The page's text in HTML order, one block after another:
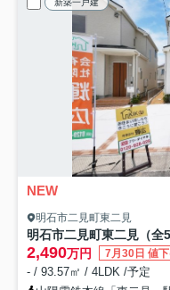
NEW
明石市二見町東二見
明石市二見町東二見（全
2,490万円 7月30日 値
- / 93.57㎡ / 4LDK /予定